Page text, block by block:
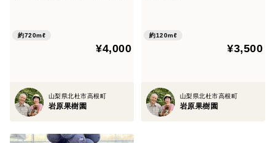
約720mℓ
¥4,000
山梨県北杜市高根町
岩原果樹園
約120mℓ
¥3,500
山梨県北杜市高根町
岩原果樹園